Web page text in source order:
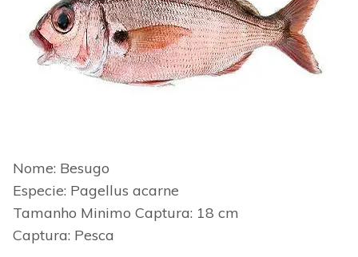
Nome: Besugo
Especie: Pagellus acarne
Tamanho Minimo Captura: 18 cm
Captura: Pesca